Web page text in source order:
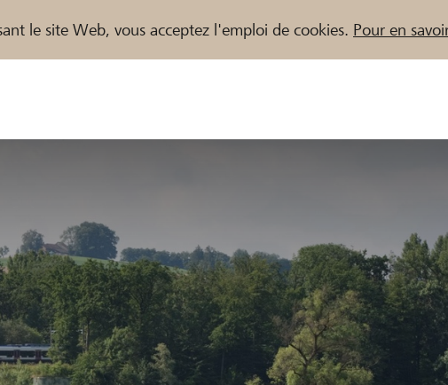
le site Web, vous acceptez l'emploi de cookies. Pour en